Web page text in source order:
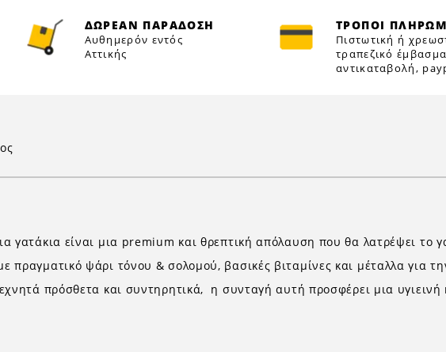
ΔΩΡΕΑΝ ΠΑΡΑΔΟΣΗ
Αυθημερόν εντός
Αττικής
ΤΡΟΠΟΙ
Πιστωτική ή
τραπεζικό
αντικαταβολή,
γατάκια είναι μια premium και θρεπτική απόλαυση που θα λατρέψει το
πραγματικό ψάρι τόνου & σολομού, βασικές βιταμίνες και μέταλλα για
πρόσθετα και συντηρητικά, η συνταγή αυτή προσφέρει μια